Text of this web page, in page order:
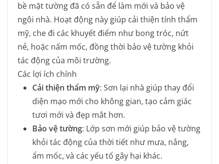
bề mặt tường đã có sẵn để làm mới và bảo vệ
ngôi nhà. Hoạt động này giúp cải thiện tính thẩm
mỹ, che đi các khuyết điểm như bong tróc, nứt
nẻ, hoặc nấm mốc, đồng thời bảo vệ tường khỏi
tác động của môi trường.
Các lợi ích chính
Cải thiện thẩm mỹ: Sơn lại nhà giúp thay đổi
diện mạo mới cho không gian, tạo cảm giác
tươi mới và đẹp mắt hơn.
Bảo vệ tường: Lớp sơn mới giúp bảo vệ tường
khỏi tác động của thời tiết như mưa, nắng,
ẩm mốc, và các yếu tố gây hại khác.